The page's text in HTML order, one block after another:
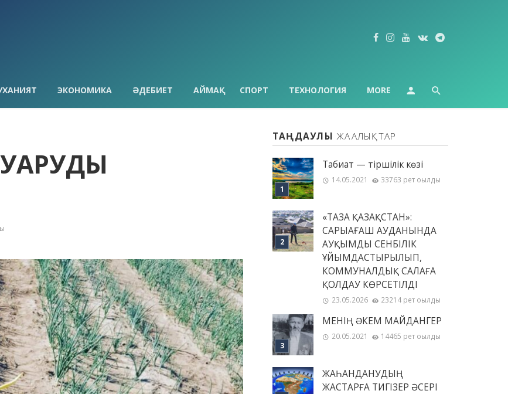
ЭКОНОМИКА ӘДЕБИЕТ АЙМАҚ СПОРТ ТЕХНОЛОГИЯ MORE
ТАҢДАУЛЫ ЖАҢАЛЫҚТАР
Табиғат — тіршілік көзі
14.05.2021 33763 рет оқылды
«ТАЗА ҚАЗАҚСТАН»:
САРЫАҒАШ АУДАНЫНДА
АУҚЫМДЫ СЕНБІЛІК
ҰЙЫМДАСТЫРЫЛЫП,
КОММУНАЛДЫҚ САЛАҒА
ҚОЛДАУ КӨРСЕТІЛДІ
23.05.2026 23214 рет оқылды
МЕНІҢ ƏКЕМ МАЙДАНГЕР
20.05.2021 14465 рет оқылды
ЖАҺАНДАНУДЫҢ
ЖАСТАРҒА ТИГІЗЕР ӘСЕРІ